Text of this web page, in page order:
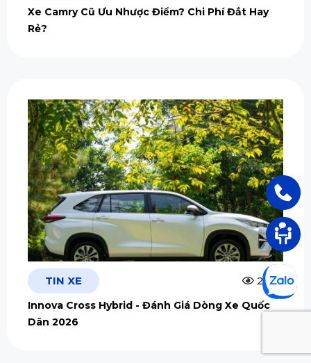
Xe Camry Cũ Ưu Nhược Điểm? Chi Phí Đắt Hay
Rẻ?
TIN XE 2.5m
Innova Cross Hybrid - Đánh Giá Dòng Xe Quốc
Dân 2026